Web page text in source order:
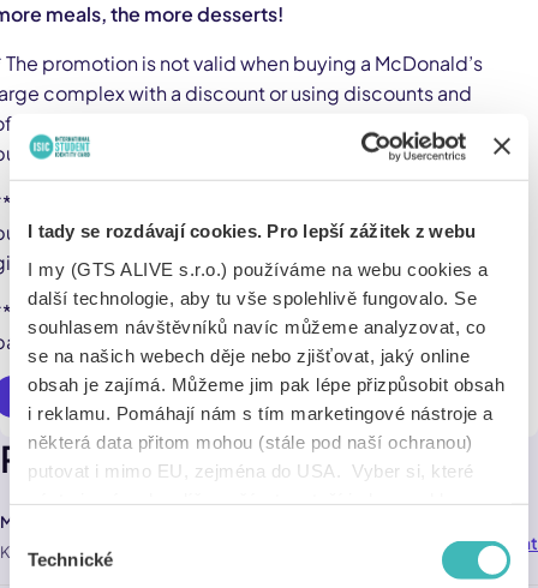
I tady se rozdávají cookies. Pro lepší zážitek z webu
I my (GTS ALIVE s.r.o.) používáme na webu cookies a
další technologie, aby tu vše spolehlivě fungovalo. Se
souhlasem návštěvníků navíc můžeme analyzovat, co
se na našich webech děje nebo zjišťovat, jaký online
obsah je zajímá. Můžeme jim pak lépe přizpůsobit obsah
i reklamu. Pomáhají nám s tím marketingové nástroje a
některá data přitom mohou (stále pod naší ochranou)
putovat i mimo EU, zejména do USA. Vyber si, které
v sekci „Detaily“. Svoji volbu můžeš kdykoliv změnit v
souhlasu
Technické
meals, the more desserts!
The promotion is not valid when buying a McDonald’s
complex with a discount or using discounts and
in McDonald’s app. Offer is valid only when making
at the counter.
One dessert for each large meal. If the consumer
several large meals, the number of desserts
is the number of large meals purchased.
additional €0.10 fee applies for single-use
Využít online
Pobočky
Marijampolė
Kauno g. 28 , Marijampolė
Navigovat